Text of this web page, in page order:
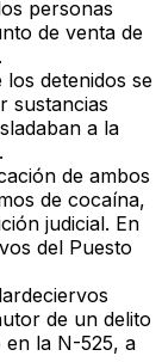
personas
de venta de
.
los detenidos se
sustancias
a la
de ambos
de cocaína,
judicial. En
del Puesto
de un delito
en la N-525, a